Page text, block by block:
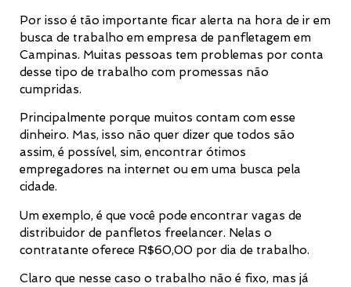
Por isso é tão importante ficar alerta na hora de ir em
busca de trabalho em empresa de panfletagem em
Campinas. Muitas pessoas tem problemas por conta
desse tipo de trabalho com promessas não
cumpridas.
Principalmente porque muitos contam com esse
dinheiro. Mas, isso não quer dizer que todos são
assim, é possível, sim, encontrar ótimos
empregadores na internet ou em uma busca pela
cidade.
Um exemplo, é que você pode encontrar vagas de
distribuidor de panfletos freelancer. Nelas o
contratante oferece R$60,00 por dia de trabalho.
Claro que nesse caso o trabalho não é fixo, mas já